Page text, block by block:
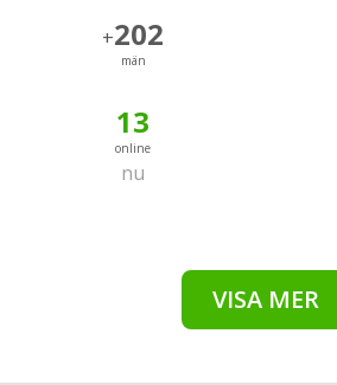
+202
män
13
online
nu
VISA MER